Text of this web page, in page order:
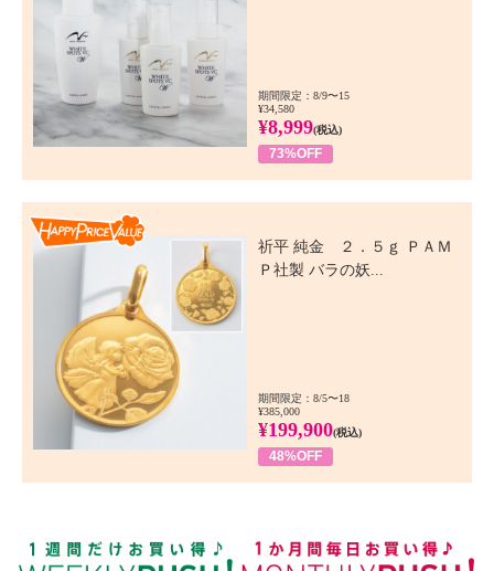
期間限定：8/9〜15
¥34,580
¥8,999(税込)
73%OFF
祈平 純金 ２．５ｇ ＰＡＭ
Ｐ社製 バラの妖...
期間限定：8/5〜18
¥385,000
¥199,900(税込)
48%OFF